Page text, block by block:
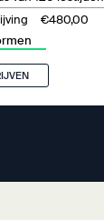
€480,00